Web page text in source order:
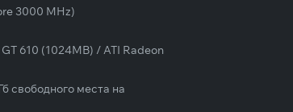
3000 MHz)
610 (1024MB) / ATI Radeon
свободного места на